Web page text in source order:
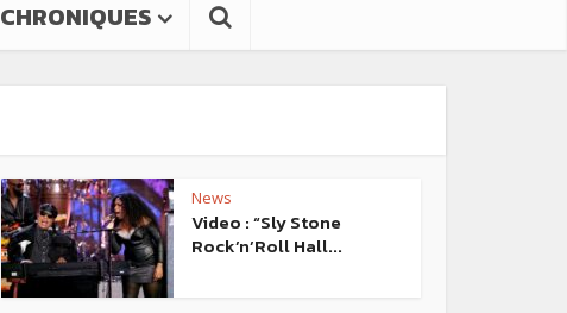
CHRONIQUES
News
Video : “Sly Stone
Rock’n’Roll Hall...